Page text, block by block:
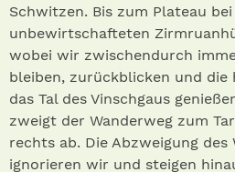
Schwitzen. Bis zum Plateau
unbewirtschafteten
wobei wir zwischendurch
bleiben, zurückblicken und die
das Tal des Vinsch­gaus
zweigt der Wanderweg zum
rechts ab. Die Abzweigung des
ignorieren wir und steigen